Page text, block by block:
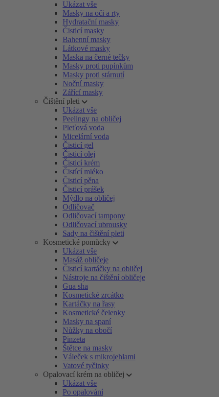
Ukázat vše
Masky na oči a rty
Hydratační masky
Čisticí masky
Bahenní masky
Látkové masky
Maska na černé tečky
Masky proti pupínkům
Masky proti stárnutí
Noční masky
Zářící masky
Čištění pleti
Ukázat vše
Peelingy na obličej
Pleťová voda
Micelární voda
Čisticí gel
Čisticí olej
Čisticí krém
Čistící mléko
Čisticí pěna
Čisticí prášek
Mýdlo na obličej
Odličovač
Odličovací tampony
Odličovací ubrousky
Sady na čištění pleti
Kosmetické pomůcky
Ukázat vše
Masáž obličeje
Čisticí kartáčky na obličej
Nástroje na čištění obličeje
Gua sha
Kosmetické zrcátko
Kartáčky na řasy
Kosmetické čelenky
Masky na spaní
Nůžky na obočí
Pinzeta
Štětce na masky
Váleček s mikrojehlami
Vatové tyčinky
Opalovací krém na obličej
Ukázat vše
Po opalování